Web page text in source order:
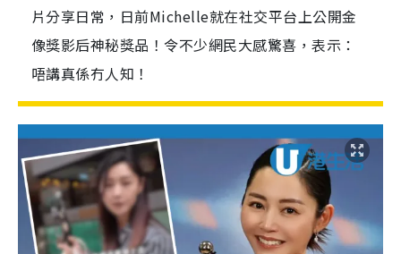
片分享日常，日前Michelle就在社交平台上公開金
像獎影后神秘獎品！令不少網民大感驚喜，表示：
唔講真係冇人知！